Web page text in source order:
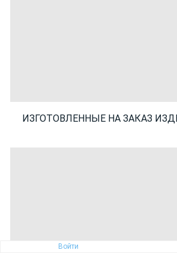
Войти
ИЗГОТОВЛЕННЫЕ НА ЗАКАЗ